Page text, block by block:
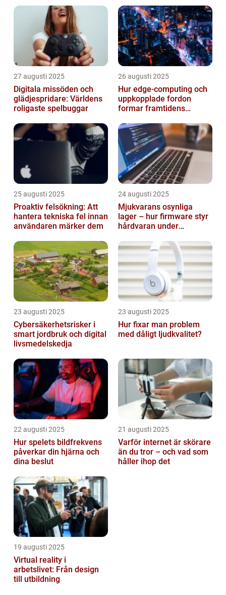
27 augusti 2025
Digitala missöden och
glädjespridare: Världens
roligaste spelbuggar
26 augusti 2025
Hur edge‑computing och
uppkopplade fordon
formar framtidens
25 augusti 2025
Proaktiv felsökning: Att
hantera tekniska fel innan
användaren märker dem
24 augusti 2025
Mjukvarans osynliga
lager – hur firmware styr
hårdvaran under
23 augusti 2025
Cybersäkerhetsrisker i
smart jordbruk och digital
livsmedelskedja
23 augusti 2025
Hur fixar man problem
med dåligt ljudkvalitet?
22 augusti 2025
Hur spelets bildfrekvens
påverkar din hjärna och
dina beslut
21 augusti 2025
Varför internet är skörare
än du tror – och vad som
håller ihop det
19 augusti 2025
Virtual reality i
arbetslivet: Från design
till utbildning